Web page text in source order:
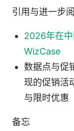
引用与进一步
2026年在
WizCase
数据点与促
现的促销活
与限时优惠
备忘